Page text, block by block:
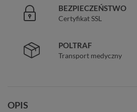
BEZPIECZEŃSTWO
Certyfikat SSL
POLTRAF
Transport medyczny
OPIS